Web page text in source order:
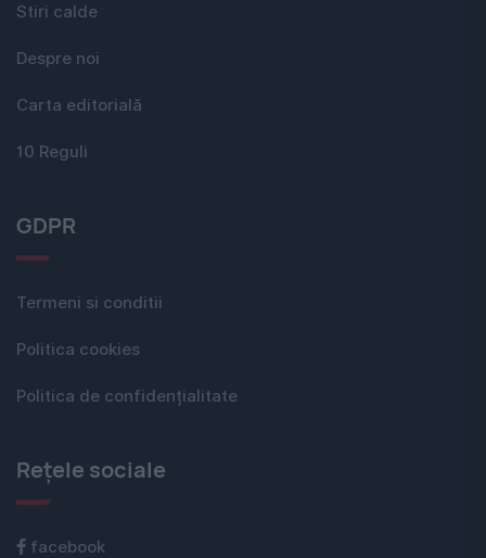
Stiri calde
Despre noi
Carta editorială
10 Reguli
GDPR
Termeni si conditii
Politica cookies
Politica de confidențialitate
Rețele sociale
facebook